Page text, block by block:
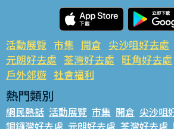
活動展覽 市集 開倉 尖沙咀好去處
元朗好去處 荃灣好去處 旺角好去處
戶外郊遊 社會福利
熱門類別
網民熱話 活動展覽 市集 開倉 尖沙咀
銅鑼灣好去處 元朗好去處 荃灣好去處